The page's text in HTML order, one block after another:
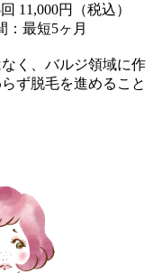
11,000円（税込）
：最短5ヶ月
く、バルジ領域に作
ず脱毛を進めること